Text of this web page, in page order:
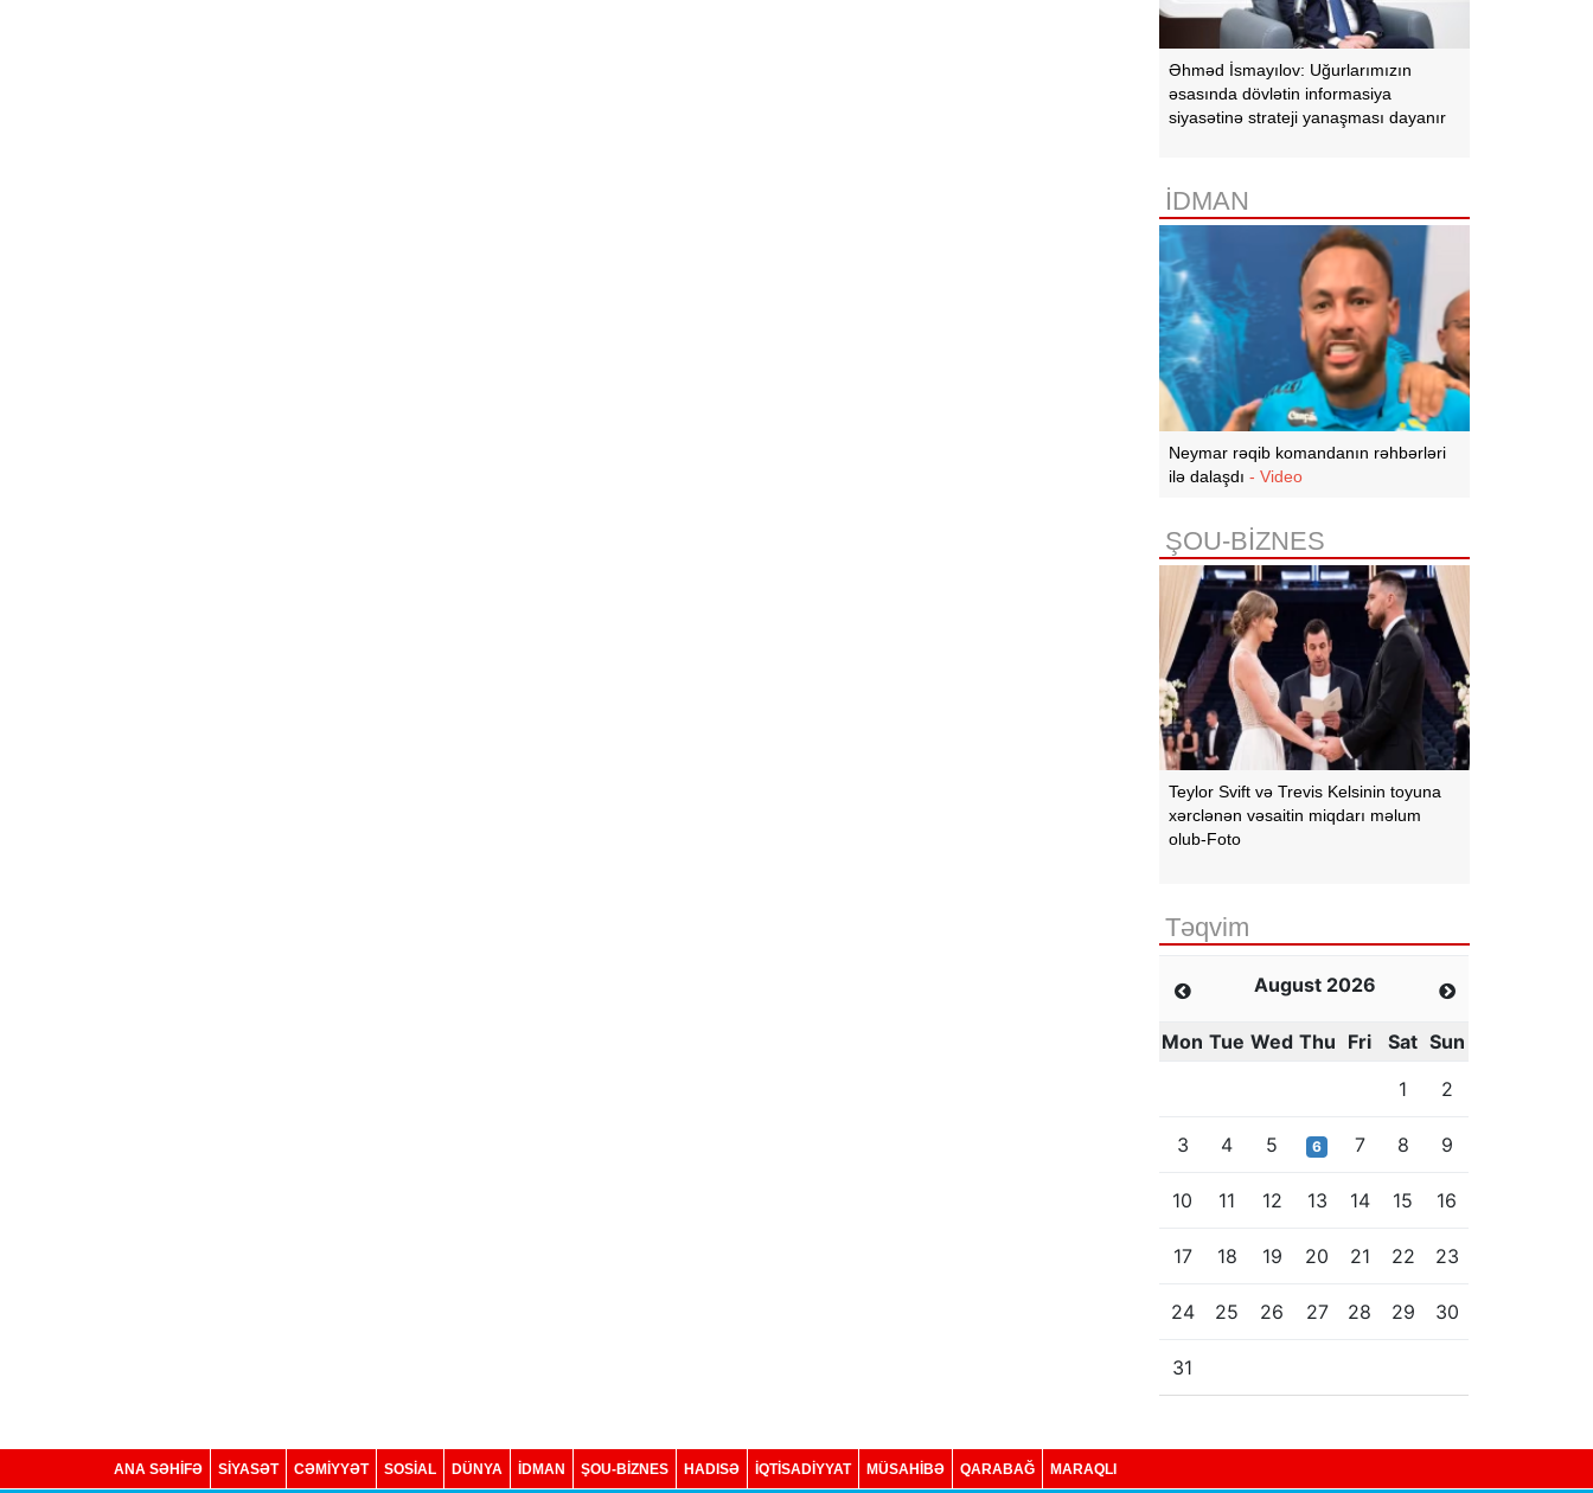
Əhməd İsmayılov: Uğurlarımızın
əsasında dövlətin informasiya
siyasətinə strateji yanaşması dayanır
İDMAN
Neymar rəqib komandanın rəhbərləri
ilə dalaşdı- Video
ŞOU-BİZNES
Teylor Svift və Trevis Kelsinin toyuna
xərclənən vəsaitin miqdarı məlum
olub-Foto
Təqvim
August 2026
Mon Tue Wed Thu Fri Sat Sun
1
2
3 4 5 6 7 8 9
10 11 12 13 14 15 16
17 18 19 20 21 22 23
24 25 26 27 28 29 30
31
ANA SƏHİFƏ SİYASƏT CƏMİYYƏT SOSIAL DÜNYA İDMAN ŞOU-BİZNES HADISƏ İQTISADIYYAT MÜSAHİBƏ QARABAĞ MARAQLI